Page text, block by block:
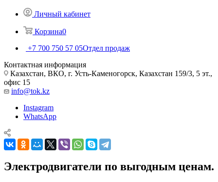
Личный кабинет
Корзина0
+7 700 750 57 05Отдел продаж
Контактная информация
Казахстан, ВКО, г. Усть-Каменогорск, Казахстан 159/3, 5 эт.,
офис 15
info@tok.kz
Instagram
WhatsApp
Электродвигатели по выгодным ценам.